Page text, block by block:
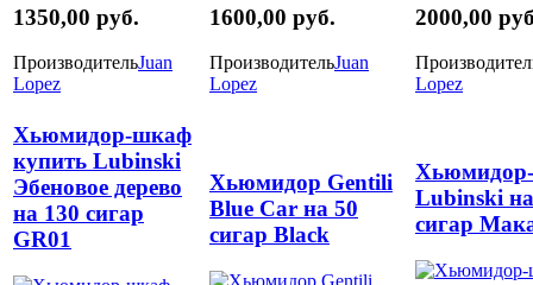
1350,00 руб.
ПроизводительJuan
Lopez
1600,00 руб.
ПроизводительJuan
Lopez
2000,00
Lopez
Хьюмидор-шкаф
купить Lubinski
Эбеновое дерево
на 130 сигар
GR01
Хьюмидор Gentili
Blue Car на 50
сигар Black
Lubinski
сигар